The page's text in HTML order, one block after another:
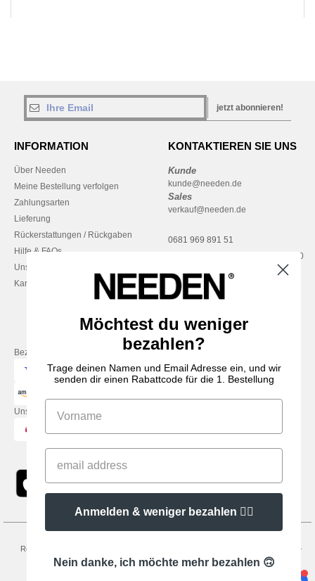
jetzt abonnieren!
INFORMATION
Über Needen
Meine Bestellung verfolgen
Zahlungsarten
Lieferung
Rückerstattungen / Rückgaben
Hilfe & FAQs
Unsere Engagements
Karriere
KONTAKTIEREN SIE UNS
Kunde
kunde@needen.de
Sales
verkauf@needen.de
0681 969 891 51
Montag – Donnerstag: 10:00–13:00
Freitag: 10:00–14:00
Bezahlung mit
Unsere Paketzusteller
Rechtliche Hinweise
-
General Contract Conditions- Cookie-Richtlinie-Site Map
Copyright 2026
Möchtest du weniger
bezahlen?
Trage deinen Namen und Email Adresse ein, und wir
senden dir einen Rabattcode für die 1. Bestellung
Anmelden & weniger bezahlen 👍🏼
Nein danke, ich möchte mehr bezahlen 🙃